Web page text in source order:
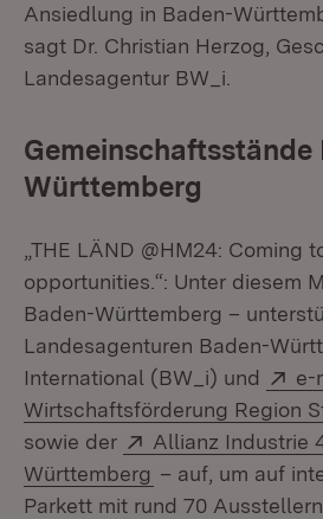
Ansiedlung in Baden-
sagt Dr. Christian Herzog,
Landesagentur BW_i.
Gemeinschaftsstände
Württemberg
„THE LÄND @HM24: Coming
opportunities.“: Unter diesem
Baden-Württemberg –
Landesagenturen Baden-
International (BW_i) und
e-
Wirtschaftsförderung Region
sowie der
Extern:
Allianz Industrie
Württemberg (Öffnet in neuem
– auf, um auf
Parkett mit rund 70